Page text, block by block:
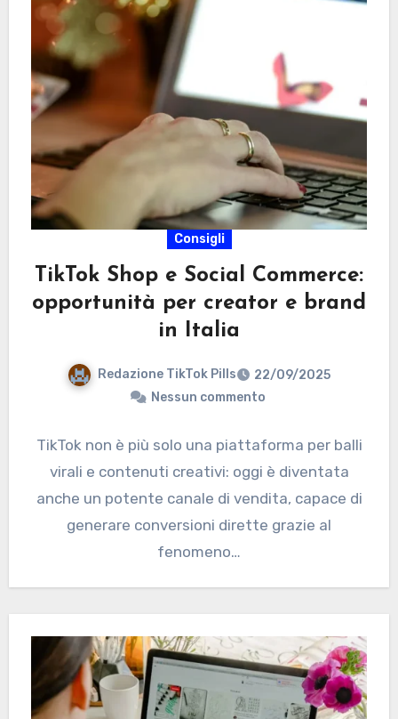
Consigli
TikTok Shop e Social Commerce:
opportunità per creator e brand
in Italia
Redazione TikTok Pills
22/09/2025
Nessun commento
TikTok non è più solo una piattaforma per balli
virali e contenuti creativi: oggi è diventata
anche un potente canale di vendita, capace di
generare conversioni dirette grazie al
fenomeno…